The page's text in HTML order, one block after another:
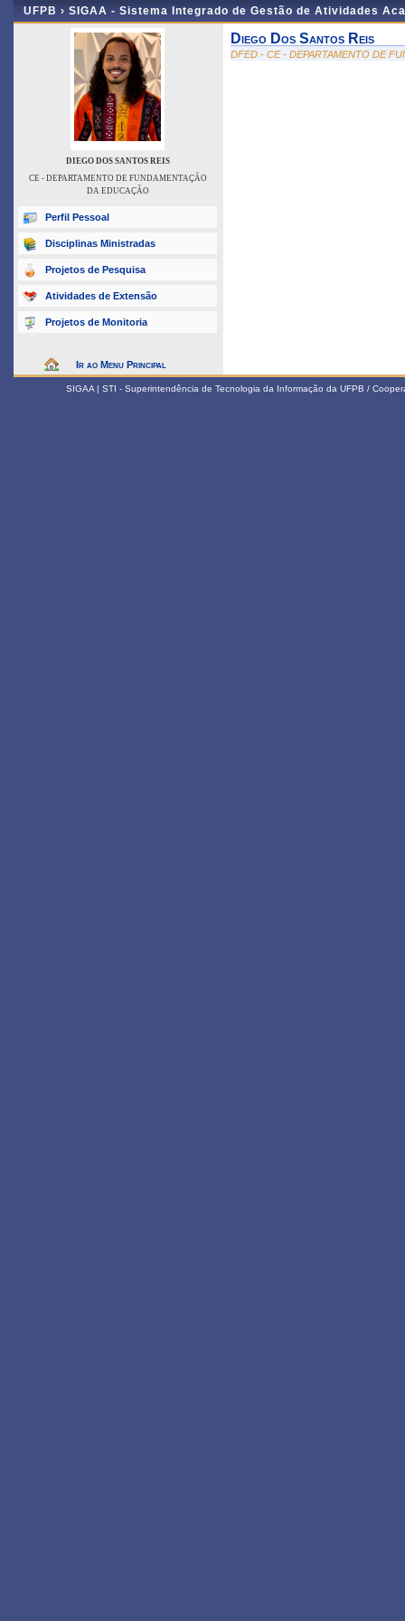
UFPB › SIGAA - Sistema Integrado de Gestão de Atividades
DIEGO DOS SANTOS REIS
CE - DEPARTAMENTO DE FUNDAMENTAÇÃO
DA EDUCAÇÃO
Perfil Pessoal
Disciplinas Ministradas
Projetos de Pesquisa
Atividades de Extensão
Projetos de Monitoria
Ir ao Menu Principal
Diego Dos Santos Reis
DFED - CE - DEPARTAMENTO DE
SIGAA | STI - Superintendência de Tecnologia da Informação da UFPB /